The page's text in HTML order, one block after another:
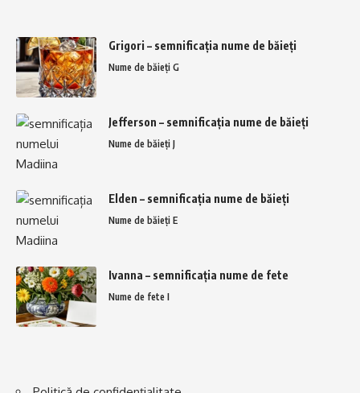
Grigori – semnificația nume de băieți
Nume de băieți G
Jefferson – semnificația nume de băieți
Nume de băieți J
Elden – semnificația nume de băieți
Nume de băieți E
Ivanna – semnificația nume de fete
Nume de fete I